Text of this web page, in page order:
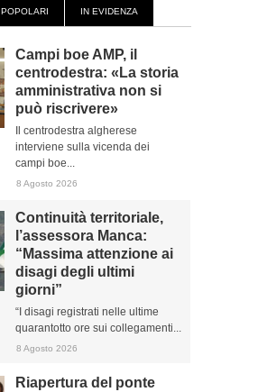
POPOLARI IN EVIDENZA
Campi boe AMP, il
centrodestra: «La storia
amministrativa non si
può riscrivere»
Il centrodestra algherese
interviene sulla vicenda dei
campi boe...
8 Agosto 2026
Continuità territoriale,
l’assessora Manca:
“Massima attenzione ai
disagi degli ultimi
giorni”
“I disagi registrati nelle ultime
quarantotto ore sui collegamenti...
8 Agosto 2026
Riapertura del ponte